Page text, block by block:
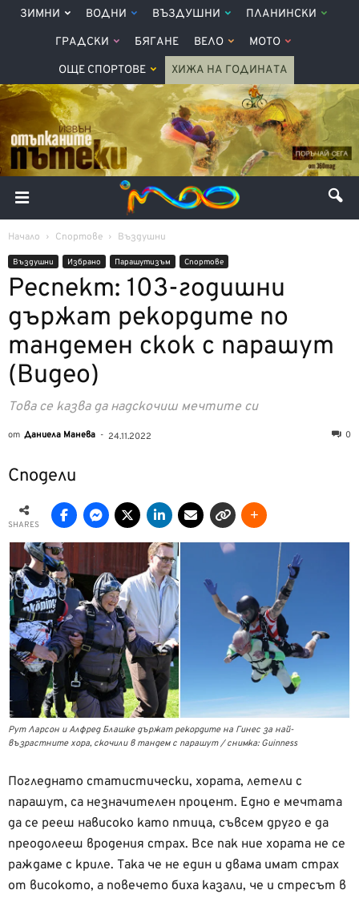
ЗИМНИ ВОДНИ ВЪЗДУШНИ ПЛАНИНСКИ
ГРАДСКИ БЯГАНЕ ВЕЛО МОТО
ОЩЕ СПОРТОВЕ ХИЖА НА ГОДИНАТА
Начало Спортове Въздушни
Въздушни Избрано Парашутизъм Спортове
Респект: 103-годишни
държат рекордите по
тандемен скок с парашут
(Видео)
Това се казва да надскочиш мечтите си
от Даниела Манева - 24.11.2022 0
Сподели
SHARES
Рут Ларсон и Алфред Блашке държат рекордите на Гинес за най-
възрастните хора, скочили в тандем с парашут / снимка: Guinness
Погледнато статистически, хората, летели с
парашут, са незначителен процент. Едно е мечтата
да се рееш нависоко като птица, съвсем друго е да
преодолееш вродения страх. Все пак ние хората не се
раждаме с криле. Така че не един и двама имат страх
от високото, а повечето биха казали, че и стресът в